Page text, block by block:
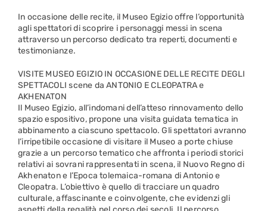
In occasione delle recite, il Museo Egizio offre l’opportunità
agli spettatori di scoprire i personaggi messi in scena
attraverso un percorso dedicato tra reperti, documenti e
testimonianze.
VISITE MUSEO EGIZIO IN OCCASIONE DELLE RECITE DEGLI
SPETTACOLI scene da ANTONIO E CLEOPATRA e
AKHENATON
Il Museo Egizio, all’indomani dell’atteso rinnovamento dello
spazio espositivo, propone una visita guidata tematica in
abbinamento a ciascuno spettacolo. Gli spettatori avranno
l’irripetibile occasione di visitare il Museo a porte chiuse
grazie a un percorso tematico che affronta i periodi storici
relativi ai sovrani rappresentati in scena, il Nuovo Regno di
Akhenaton e l’Epoca tolemaica-romana di Antonio e
Cleopatra. L’obiettivo è quello di tracciare un quadro
culturale, affascinante e coinvolgente, che evidenzi gli